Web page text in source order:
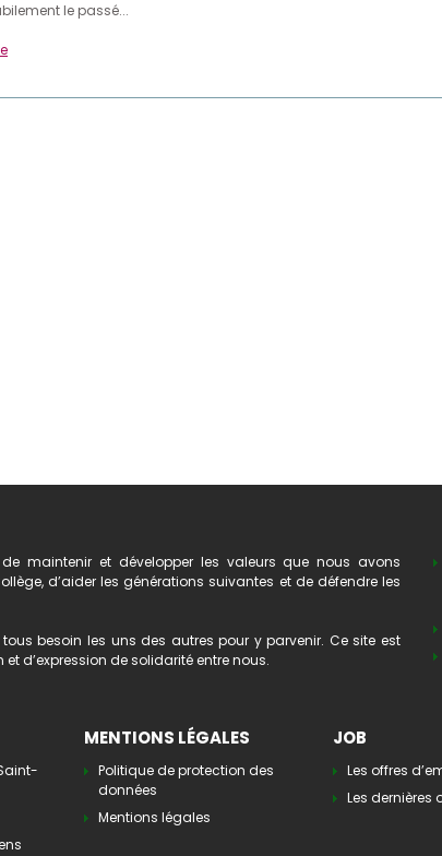
le passé...
maintenir et développer les valeurs que nous avons
d’aider les générations suivantes et de défendre les
besoin les uns des autres pour y parvenir. Ce site est
d’expression de solidarité entre nous.
MENTIONS LÉGALES
Politique de protection des
données
Mentions légales
JOB
Les offres
Les dernières